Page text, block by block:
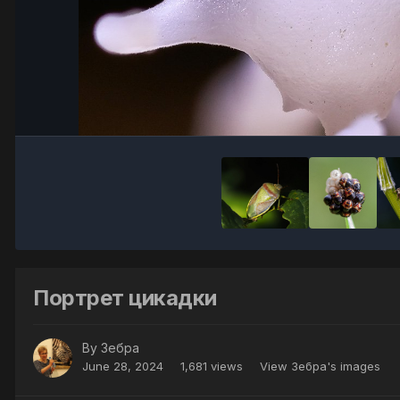
Портрет цикадки
By Зебра
June 28, 2024 1,681 views View Зебра's images